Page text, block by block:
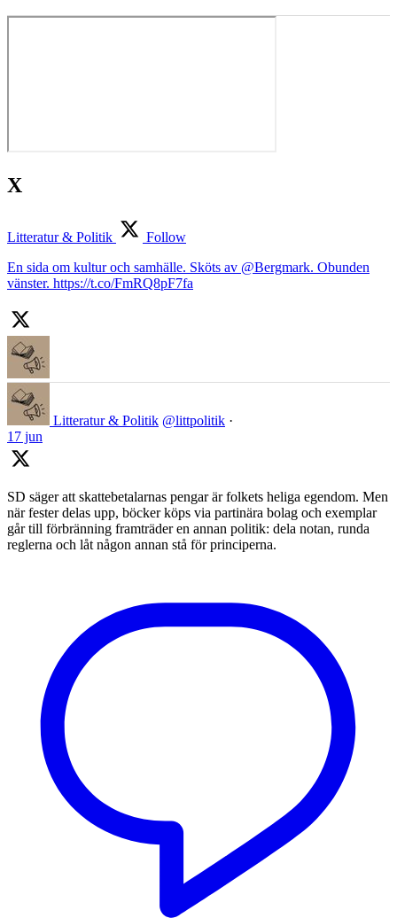
X
Litteratur & Politik
Follow
En sida om kultur och samhälle. Sköts av @Bergmark. Obunden
vänster. https://t.co/FmRQ8pF7fa
Litteratur & Politik @littpolitik ·
17 jun
SD säger att skattebetalarnas pengar är folkets heliga egendom. Men
när fester delas upp, böcker köps via partinära bolag och exemplar
går till förbränning framträder en annan politik: dela notan, runda
reglerna och låt någon annan stå för principerna.